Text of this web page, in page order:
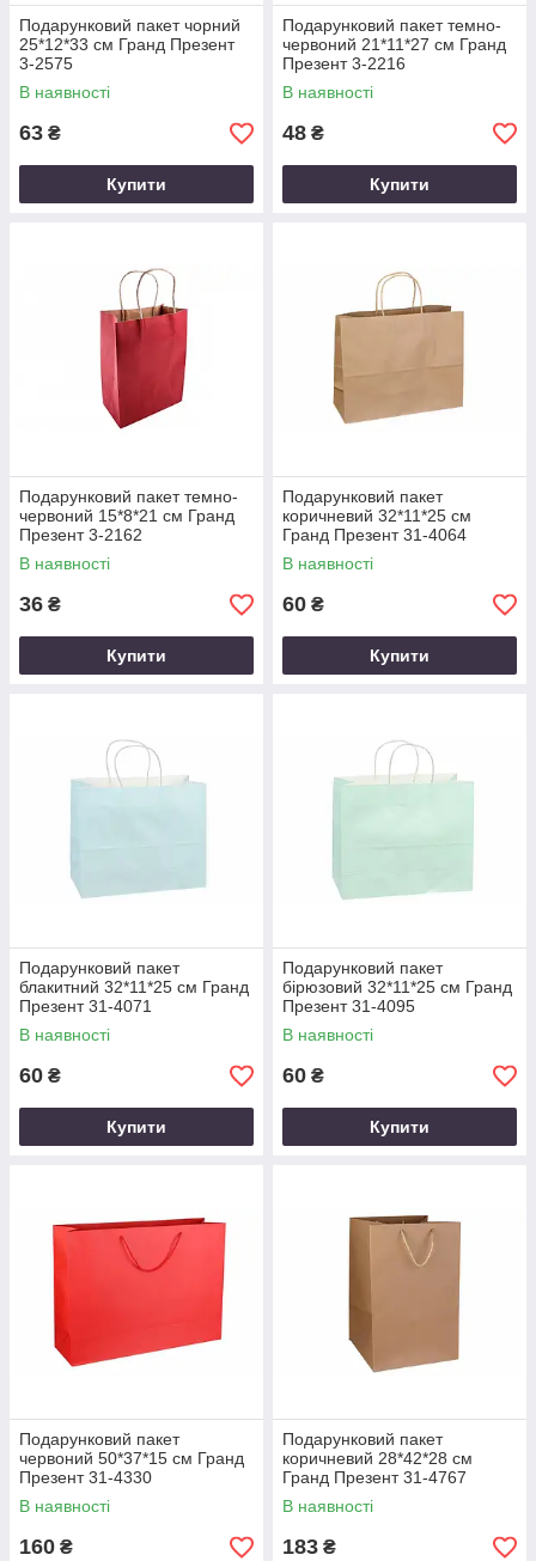
Подарунковий пакет чорний
25*12*33 см Гранд Презент
3-2575
В наявності
63 ₴
Купити
Подарунковий пакет темно-
червоний 21*11*27 см Гранд
Презент 3-2216
В наявності
48 ₴
Купити
Подарунковий пакет темно-
червоний 15*8*21 см Гранд
Презент 3-2162
В наявності
36 ₴
Купити
Подарунковий пакет
коричневий 32*11*25 см
Гранд Презент 31-4064
В наявності
60 ₴
Купити
Подарунковий пакет
блакитний 32*11*25 см Гранд
Презент 31-4071
В наявності
60 ₴
Купити
Подарунковий пакет
бірюзовий 32*11*25 см Гранд
Презент 31-4095
В наявності
60 ₴
Купити
Подарунковий пакет
червоний 50*37*15 см Гранд
Презент 31-4330
В наявності
160 ₴
Подарунковий пакет
коричневий 28*42*28 см
Гранд Презент 31-4767
В наявності
183 ₴